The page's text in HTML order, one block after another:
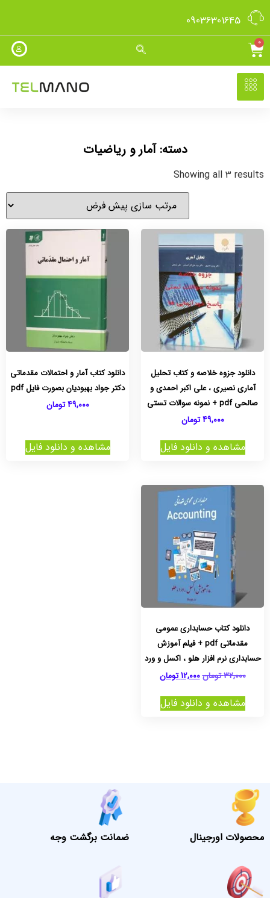
09036301645
0
دسته: آمار و ریاضیات
Showing all 3 results
دانلود جزوه خلاصه و کتاب تحلیل
آماری نصیری ، علی اکبر احمدی و
صالحی pdf + نمونه سوالات تستی
49,000 تومان
مشاهده و دانلود فایل
دانلود کتاب آمار و احتمالات مقدماتی
دکتر جواد بهبودیان بصورت فایل pdf
49,000 تومان
مشاهده و دانلود فایل
دانلود کتاب حسابداری عمومی
مقدماتی pdf + فیلم آموزش
حسابداری نرم افزار هلو ، اکسل و ورد
32,000تومان12,000تومان
مشاهده و دانلود فایل
محصولات اورجینال ضمانت برگشت وجه